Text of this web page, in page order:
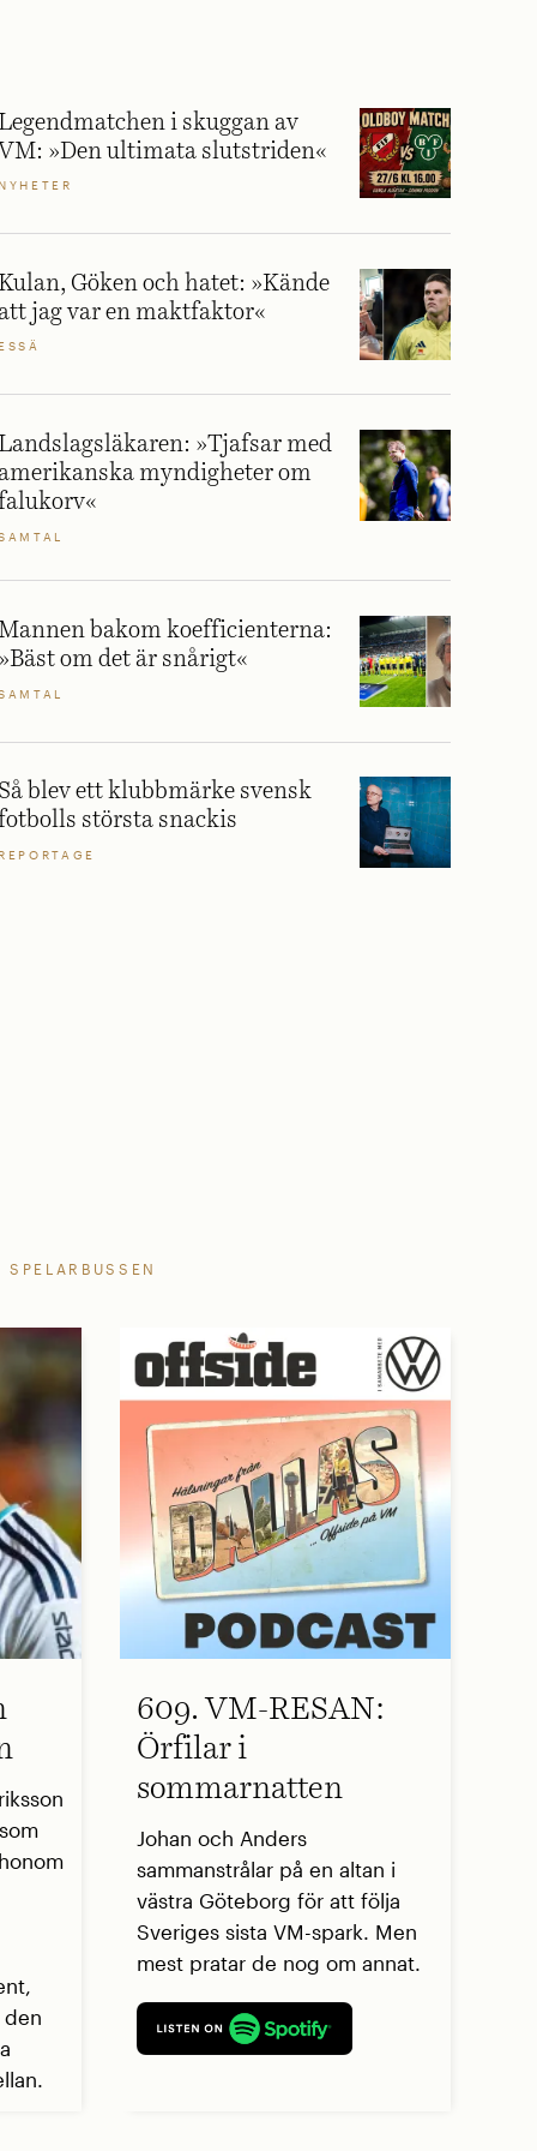
Legendmatchen i skuggan av
VM: »Den ultimata slutstriden«
NYHETER
Göken och hatet: »Kände
att jag var en maktfaktor«
ESSÄ
»Tjafsar med
amerikanska myndigheter om
bakom koefficienterna:
»Bäst om det är snårigt«
Så blev ett klubbmärke svensk
största snackis
REPORTAGE
SPELARBUSSEN
den
609. VM-RESAN:
Örfilar i
sommarnatten
Johan och Anders
sammanstrålar på en altan i
västra Göteborg för att följa
Sveriges sista VM-spark. Men
mest pratar de nog om annat.